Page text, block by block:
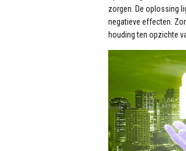
zorgen. De oplossing
negatieve effecten.
houding ten opzichte